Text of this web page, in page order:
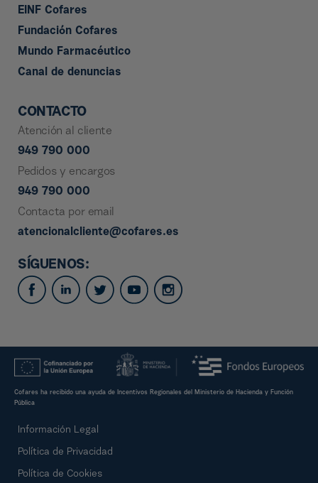
EINF Cofares
Fundación Cofares
Mundo Farmacéutico
Canal de denuncias
CONTACTO
Atención al cliente
949 790 000
Pedidos y encargos
949 790 000
Contacta por email
atencionalcliente@cofares.es
SÍGUENOS:
Cofares ha recibido una ayuda de Incentivos Regionales del Ministerio de Hacienda y Función
Pública
Información Legal
Política de Privacidad
Política de Cookies